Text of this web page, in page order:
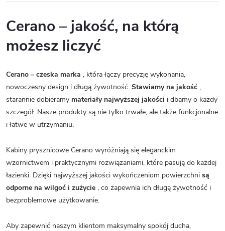
Cerano – jakość, na którą
możesz liczyć
Cerano – czeska marka , która łączy precyzję wykonania,
nowoczesny design i długą żywotność. Stawiamy na jakość ,
starannie dobieramy materiały najwyższej jakości i dbamy o każdy
szczegół. Nasze produkty są nie tylko trwałe, ale także funkcjonalne
i łatwe w utrzymaniu.
Kabiny prysznicowe Cerano wyróżniają się eleganckim
wzornictwem i praktycznymi rozwiązaniami, które pasują do każdej
łazienki. Dzięki najwyższej jakości wykończeniom powierzchni są
odporne na wilgoć i zużycie , co zapewnia ich długą żywotność i
bezproblemowe użytkowanie.
Aby zapewnić naszym klientom maksymalny spokój ducha,